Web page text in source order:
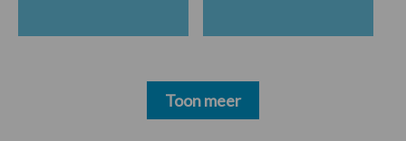
Toon meer